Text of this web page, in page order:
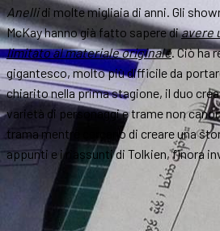
Anellidi molte migliaia di anni. Gli
McKay hanno già fatto sapere diavere
limitato al materiale originale. Ciò ha
gigantesco, molto più difficile da
chiarito nella prima stagione, il duo
varietà di personaggi e trame non
trama mentre cercano di creare una
appunti e i riassunti di Tolkien, finora